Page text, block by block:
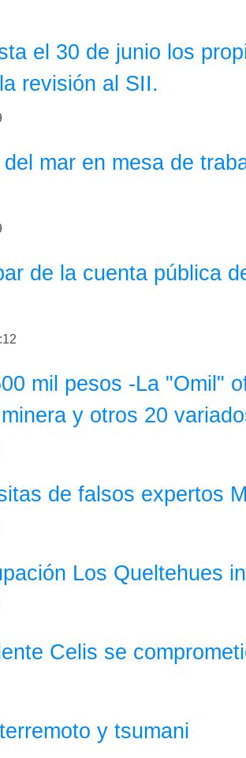
el 30 de junio los
revisión al SII.
mar en mesa de
de la cuenta pública
mil pesos -La "Omil"
y otros 20
de falsos expertos
Los Queltehues
Celis se
y tsumani